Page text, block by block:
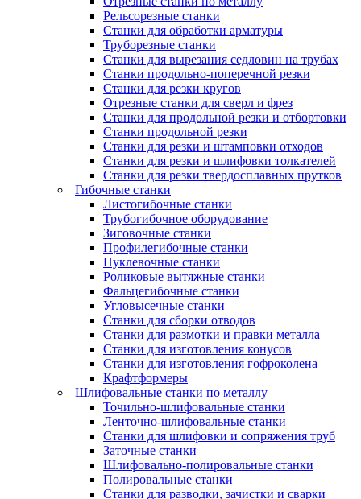
Рельсорезные станки
Станки для обработки арматуры
Труборезные станки
Станки для вырезания седловин на трубаx
Станки продольно-поперечной резки
Станки для резки кругов
Отрезные станки для сверл и фрез
Станки для продольной резки и отбортовки
Станки продольной резки
Станки для резки и штамповки отходов
Станки для резки и шлифовки толкателей
Станки для резки твердосплавных прутков
Гибочные станки
Листогибочные станки
Трубогибочное оборудование
Зиговочные станки
Профилегибочные станки
Пуклевочные станки
Роликовые вытяжные станки
Фальцегибочные станки
Угловысечные станки
Станки для сборки отводов
Станки для размотки и правки металла
Станки для изготовления конусов
Станки для изготовления гофроколена
Крафтформеры
Шлифовальные станки по металлу
Точильно-шлифовальные станки
Ленточно-шлифовальные станки
Станки для шлифовки и сопряжения труб
Заточные станки
Шлифовально-полировальные станки
Полировальные станки
Станки для разводки, зачистки и сварки